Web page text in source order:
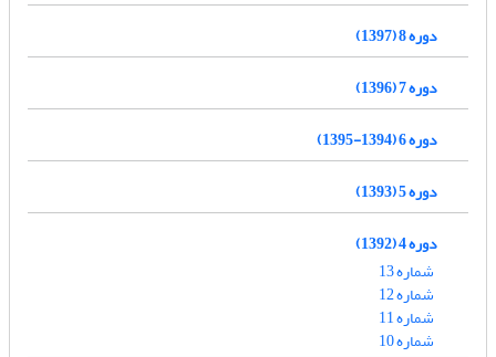
دوره 8 (1397)
دوره 7 (1396)
دوره 6 (1394-1395)
دوره 5 (1393)
دوره 4 (1392)
شماره 13
شماره 12
شماره 11
شماره 10